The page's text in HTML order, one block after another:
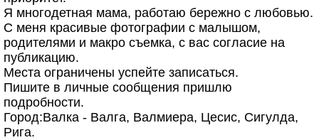
Я многодетная мама, работаю бережно с любовью.
С меня красивые фотографии с малышом,
родителями и макро съемка, с вас согласие на
публикацию.
Места ограничены успейте записаться.
Пишите в личные сообщения пришлю
подробности.
Город:Валка - Валга, Валмиера, Цесис, Сигулда,
Рига.